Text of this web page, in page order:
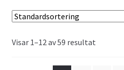
Choklad
Kropp & Hälsa
Visar 1–12 av 59 resultat